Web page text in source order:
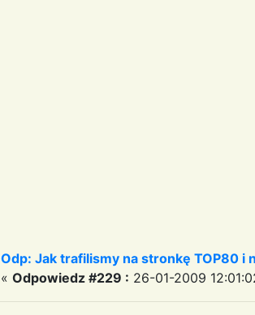
Odp: Jak trafilismy na stronkę TOP80 i
« Odpowiedz #229 : 26-01-2009